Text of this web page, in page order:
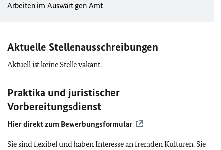
Arbeiten im Auswärtigen Amt
Aktuelle Stellenausschreibungen
Aktuell ist keine Stelle vakant.
Praktika und juristischer
Vorbereitungsdienst
Hier direkt zum Bewerbungsformular
Sie sind flexibel und haben Interesse an fremden Kulturen. Sie